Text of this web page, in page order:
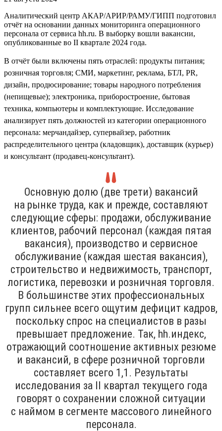
Аналитический центр АКАР/АРИР/РАМУ/ГИПП подготовил
отчёт на основании данных мониторинга операционного
персонала от сервиса hh.ru. В выборку вошли вакансии,
опубликованные во II квартале 2024 года.
В отчёт были включены пять отраслей: продукты питания;
розничная торговля; СМИ, маркетинг, реклама, БТЛ, PR,
дизайн, продюсирование; товары народного потребления
(непищевые); электроника, приборостроение, бытовая
техника, компьютеры и комплектующие. Исследование
анализирует пять должностей из категории операционного
персонала: мерчандайзер, супервайзер, работник
распределительного центра (кладовщик), доставщик (курьер)
и консультант (продавец-консультант).
Основную долю (две трети) вакансий
на рынке труда, как и прежде, составляют
следующие сферы: продажи, обслуживание
клиентов, рабочий персонал (каждая пятая
вакансия), производство и сервисное
обслуживание (каждая шестая вакансия),
строительство и недвижимость, транспорт,
логистика, перевозки и розничная торговля.
В большинстве этих профессиональных
групп сильнее всего ощутим дефицит кадров,
поскольку спрос на специалистов в разы
превышает предложение. Так, hh.индекс,
отражающий соотношение активных резюме
и вакансий, в сфере розничной торговли
составляет всего 1,1. Результаты
исследования за II квартал текущего года
говорят о сохранении сложной ситуации
с наймом в сегменте массового линейного
персонала.